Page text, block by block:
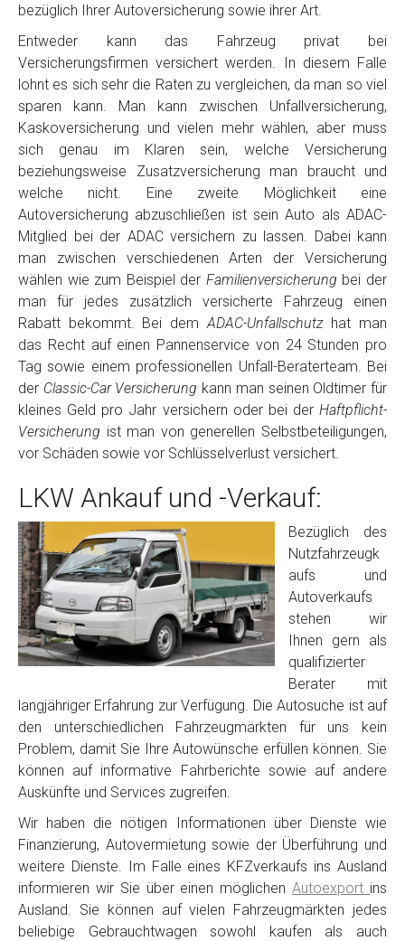
bezüglich Ihrer Autoversicherung sowie ihrer Art.
Entweder kann das Fahrzeug privat bei
Versicherungsfirmen versichert werden. In diesem Falle
lohnt es sich sehr die Raten zu vergleichen, da man so viel
sparen kann. Man kann zwischen Unfallversicherung,
Kaskoversicherung und vielen mehr wählen, aber muss
sich genau im Klaren sein, welche Versicherung
beziehungsweise Zusatzversicherung man braucht und
welche nicht. Eine zweite Möglichkeit eine
Autoversicherung abzuschließen ist sein Auto als ADAC-
Mitglied bei der ADAC versichern zu lassen. Dabei kann
man zwischen verschiedenen Arten der Versicherung
wählen wie zum Beispiel der Familienversicherung bei der
man für jedes zusätzlich versicherte Fahrzeug einen
Rabatt bekommt. Bei demADAC-Unfallschutzhat man
das Recht auf einen Pannenservice von 24 Stunden pro
Tag sowie einem professionellen Unfall-Beraterteam. Bei
der Classic-Car Versicherung kann man seinen Oldtimer für
kleines Geld pro Jahr versichern oder bei der Haftpflicht-
Versicherung ist man von generellen Selbstbeteiligungen,
vor Schäden sowie vor Schlüsselverlust versichert.
LKW Ankauf und -Verkauf:
Bezüglich des
Nutzfahrzeugk
aufs und
Autoverkaufs
stehen wir
Ihnen gern als
qualifizierter
Berater mit
langjähriger Erfahrung zur Verfügung. Die Autosuche ist auf
den unterschiedlichen Fahrzeugmärkten für uns kein
Problem, damit Sie Ihre Autowünsche erfüllen können. Sie
können auf informative Fahrberichte sowie auf andere
Auskünfte und Services zugreifen.
Wir haben die nötigen Informationen über Dienste wie
Finanzierung, Autovermietung sowie der Überführung und
weitere Dienste. Im Falle eines KFZverkaufs ins Ausland
informieren wir Sie über einen möglichenAutoexport ins
Ausland. Sie können auf vielen Fahrzeugmärkten jedes
beliebige Gebrauchtwagen sowohl kaufen als auch